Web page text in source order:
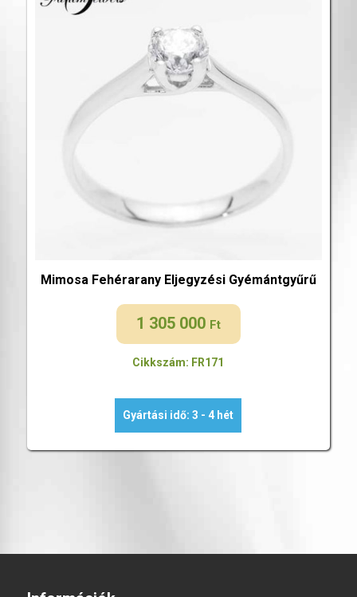
Mimosa Fehérarany Eljegyzési Gyémántgyűrű
1 305 000 Ft
Cikkszám: FR171
Gyártási idő: 3 - 4 hét